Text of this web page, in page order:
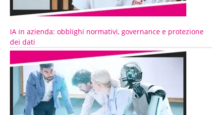
IA in azienda: obblighi normativi, governance e protezione
dei dati